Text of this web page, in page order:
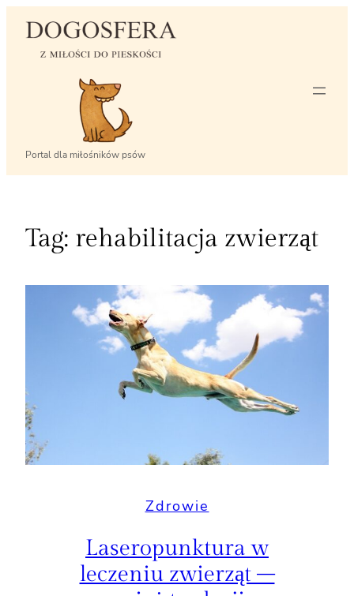
Przejdź
Portal dla miłośników psów
Tag: rehabilitacja zwierząt
Zdrowie
Laseropunktura w
leczeniu zwierząt –